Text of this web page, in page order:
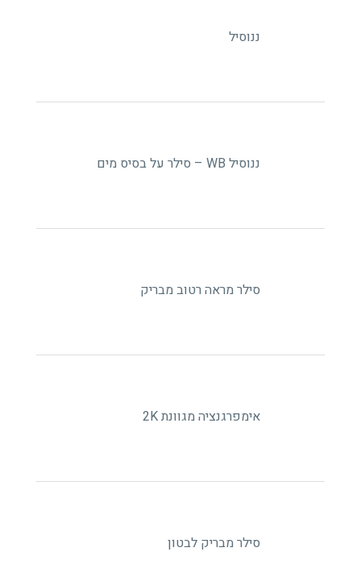
ננוסיל
ננוסיל WB – סילר על בסיס מים
סילר מראה רטוב מבריק
אימפרגנציה מגוונת 2K
סילר מבריק לבטון